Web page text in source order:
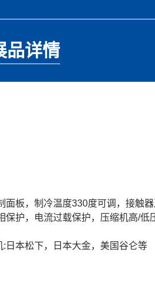
品详情
面板，制冷温度330度可调，接触
保护，电流过载保护，压缩机高/
日本松下，日本大金，美国谷仑等